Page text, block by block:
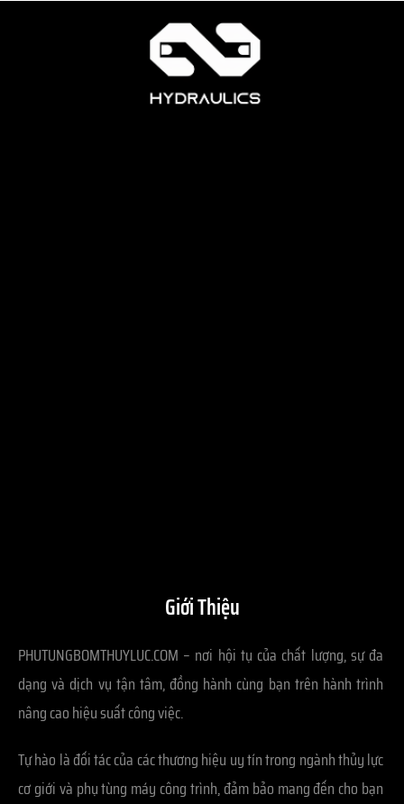
Giới Thiệu
PHUTUNGBOMTHUYLUC.COM – nơi hội tụ của chất lượng, sự đa
dạng và dịch vụ tận tâm, đồng hành cùng bạn trên hành trình
nâng cao hiệu suất công việc.
Tự hào là đối tác của các thương hiệu uy tín trong ngành thủy lực
cơ giới và phụ tùng máy công trình, đảm bảo mang đến cho bạn